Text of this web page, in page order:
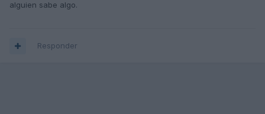
alguien sabe algo.
Responder